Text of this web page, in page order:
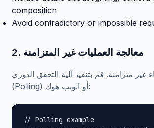
composition
Avoid contradictory or impossible
2. معالجة العمليات غير المتزامنة
غير متزامنة. قم بتنفيذ آلية التحقق الدوري
(Polling) أو الويب هوك:
// Polling example